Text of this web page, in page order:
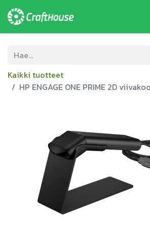
Kaikki tuotteet
HP ENGAGE ONE PRIME 2D